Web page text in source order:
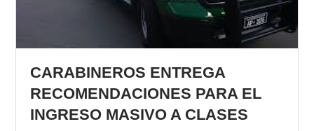
CARABINEROS ENTREGA
RECOMENDACIONES PARA EL
INGRESO MASIVO A CLASES